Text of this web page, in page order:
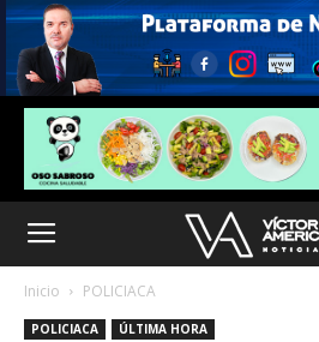
Inicio POLICIACA
POLICIACA ÚLTIMA HORA